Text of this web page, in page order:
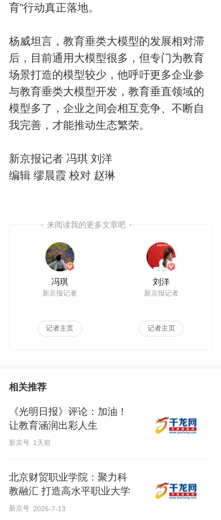
育”行动真正落地。
杨威坦言，教育垂类大模型的发展相对滞
后，目前通用大模型很多，但专门为教育
场景打造的模型较少，他呼吁更多企业参
与教育垂类大模型开发，教育垂直领域的
模型多了，企业之间会相互竞争、不断自
我完善，才能推动生态繁荣。
新京报记者 冯琪 刘洋
编辑 缪晨霞 校对 赵琳
来阅读我的更多文章吧
冯琪
新京报记者
记者主页
刘洋
新京报记者
记者主页
相关推荐
《光明日报》评论：加油！
让教育涵润出彩人生
新京号 1天前
北京财贸职业学院：聚力科
教融汇 打造高水平职业大学
新京号 2026-7-13